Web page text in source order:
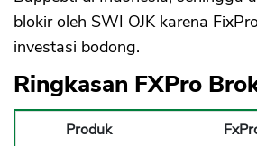
blokir oleh SWI OJK karena
investasi bodong.
Ringkasan FXPro
Produk